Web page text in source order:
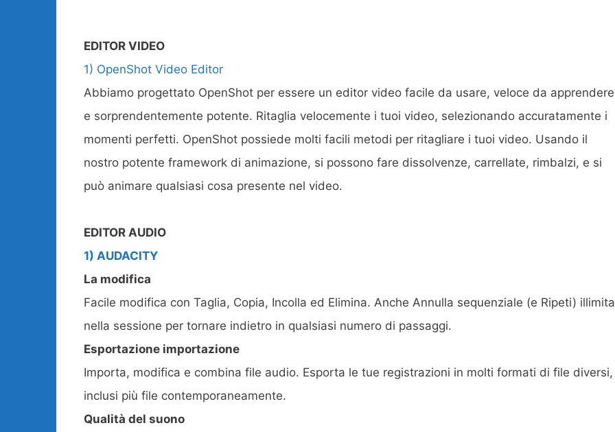
EDITOR VIDEO
1) OpenShot Video Editor
Abbiamo progettato OpenShot per essere un editor video facile da usare, veloce da
e sorprendentemente potente. Ritaglia velocemente i tuoi video, selezionando accuratamente i
momenti perfetti. OpenShot possiede molti facili metodi per ritagliare i tuoi video. Usando il
nostro potente framework di animazione, si possono fare dissolvenze, carrellate, rimbalzi, e si
può animare qualsiasi cosa presente nel video.
EDITOR AUDIO
1) AUDACITY
La modifica
Facile modifica con Taglia, Copia, Incolla ed Elimina. Anche Annulla sequenziale (e Ripeti)
nella sessione per tornare indietro in qualsiasi numero di passaggi.
Esportazione importazione
Importa, modifica e combina file audio. Esporta le tue registrazioni in molti formati di file diversi,
inclusi più file contemporaneamente.
Qualità del suono